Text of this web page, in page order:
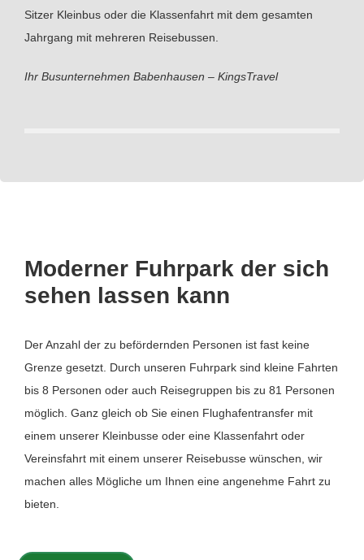
Sitzer Kleinbus oder die Klassenfahrt mit dem gesamten
Jahrgang mit mehreren Reisebussen.
Ihr Busunternehmen Babenhausen – KingsTravel
Moderner Fuhrpark der sich
sehen lassen kann
Der Anzahl der zu befördernden Personen ist fast keine
Grenze gesetzt. Durch unseren Fuhrpark sind kleine Fahrten
bis 8 Personen oder auch Reisegruppen bis zu 81 Personen
möglich. Ganz gleich ob Sie einen Flughafentransfer mit
einem unserer Kleinbusse oder eine Klassenfahrt oder
Vereinsfahrt mit einem unserer Reisebusse wünschen, wir
machen alles Mögliche um Ihnen eine angenehme Fahrt zu
bieten.